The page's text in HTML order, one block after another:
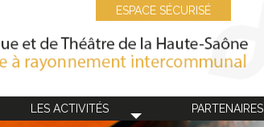
ESPACE SÉCURISÉ
LES ACTIVITÉS PARTENAIRES